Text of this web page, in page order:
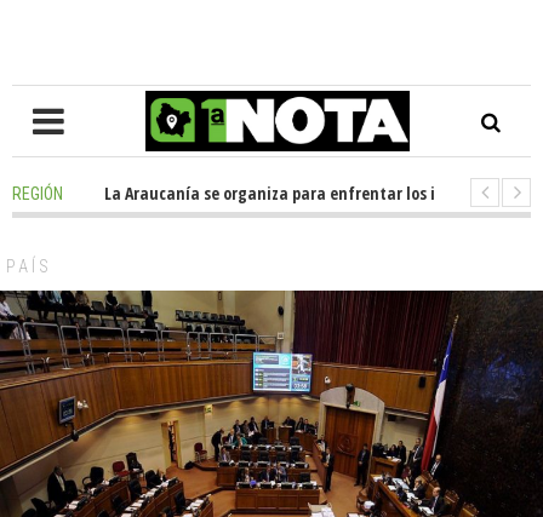
REGIÓN en La Araucanía se organiza para enfrentar los impactos de la
PAÍS